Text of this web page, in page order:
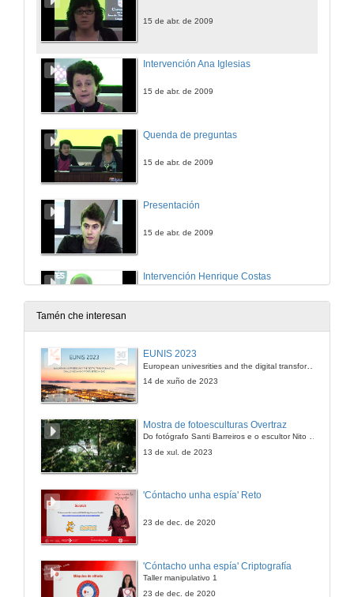
15 de abr. de 2009
Intervención Ana Iglesias
15 de abr. de 2009
Quenda de preguntas
15 de abr. de 2009
Presentación
15 de abr. de 2009
Intervención Henrique Costas
15 de abr. de 2009
Presentación
Tamén che interesan
EUNIS 2023
European univesrities and the digital transformation: challenges and opportunities ahead
14 de xuño de 2023
Mostra de fotoesculturas Overtraz
Do fotógrafo Santi Barreiros e o escultor Nito Contreras.
13 de xul. de 2023
'Cóntacho unha espía' Reto
23 de dec. de 2020
'Cóntacho unha espía' Criptografía
Taller manipulativo 1
23 de dec. de 2020